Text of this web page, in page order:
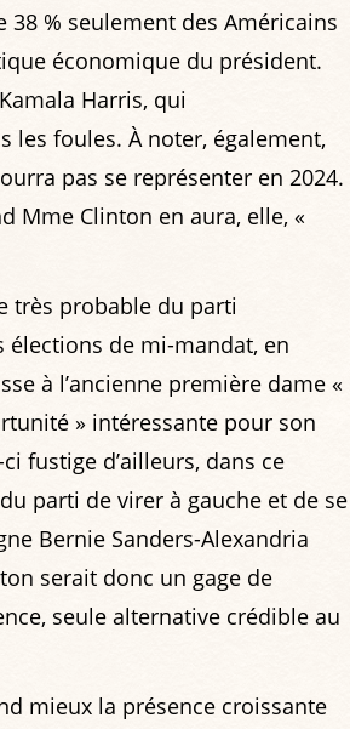
38 % seulement des Américains
économique du président.
Harris, qui
les foules. À noter, également,
pas se représenter en 2024.
Mme Clinton en aura, elle, «
très probable du parti
élections de mi-mandat, en
à l’ancienne première dame «
» intéressante pour son
fustige d’ailleurs, dans ce
parti de virer à gauche et de se
Bernie Sanders-Alexandria
serait donc un gage de
seule alternative crédible au
mieux la présence croissante